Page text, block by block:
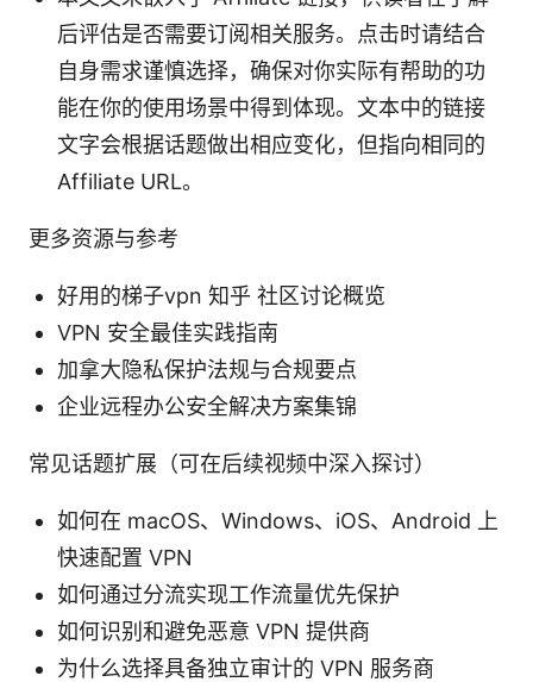
后评估是否需要订阅相关服务。点击时请结合
自身需求谨慎选择，确保对你实际有帮助的功
能在你的使用场景中得到体现。文本中的链接
文字会根据话题做出相应变化，但指向相同的
Affiliate URL。
更多资源与参考
好用的梯子vpn 知乎 社区讨论概览
VPN 安全最佳实践指南
加拿大隐私保护法规与合规要点
企业远程办公安全解决方案集锦
常见话题扩展（可在后续视频中深入探讨）
如何在 macOS、Windows、iOS、Android 上
快速配置 VPN
如何通过分流实现工作流量优先保护
如何识别和避免恶意 VPN 提供商
为什么选择具备独立审计的 VPN 服务商